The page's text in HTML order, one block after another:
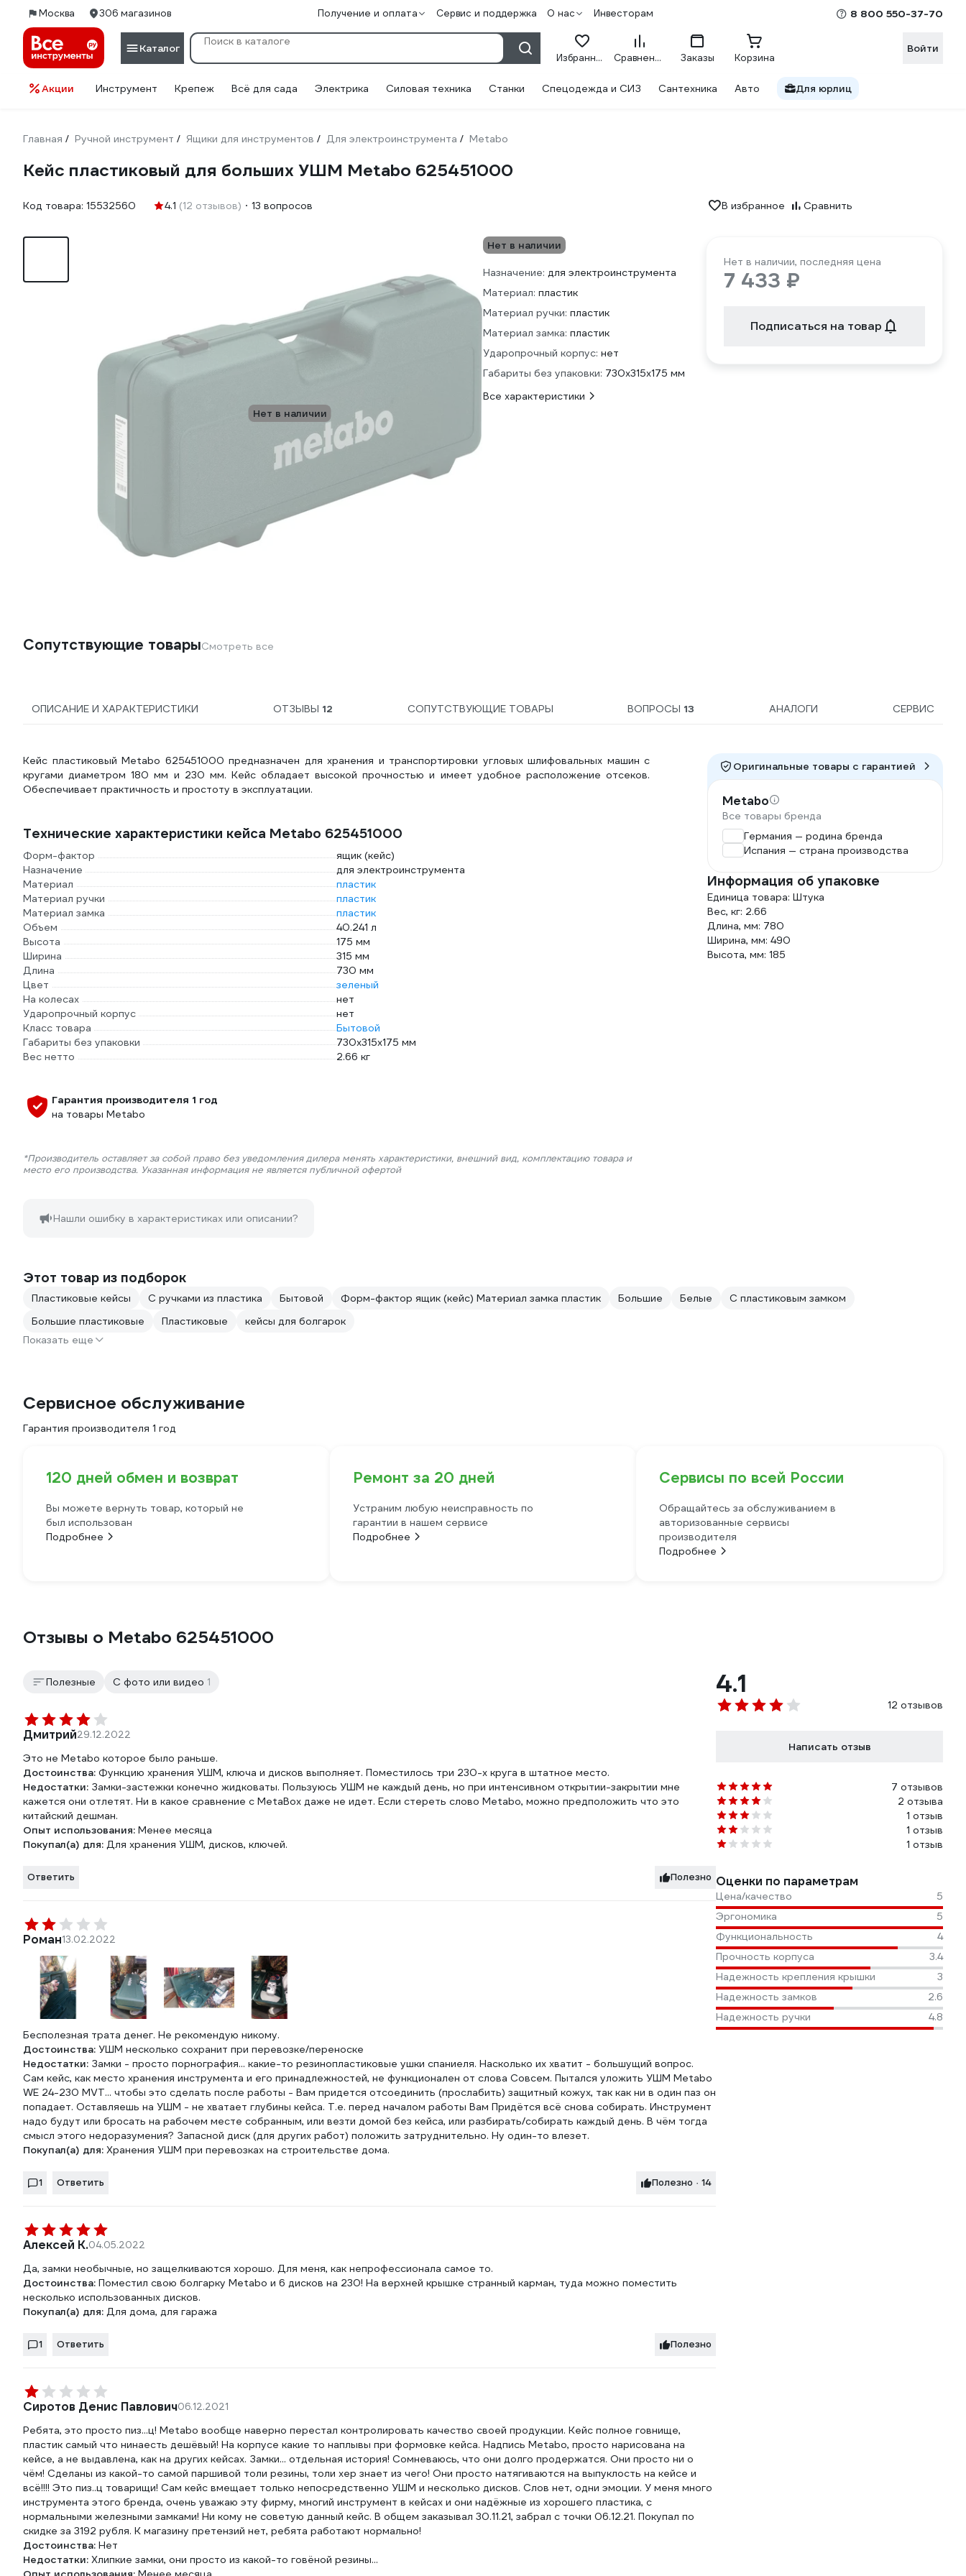
Москва 306 магазинов Получение и оплата Сервис и поддержка О нас Инвесторам 8 800 550-37-70
Каталог
Избранное Сравнение Заказы Корзина
Войти
Акции Инструмент Крепеж Всё для сада Электрика Силовая техника Станки Спецодежда и СИЗ Сантехника Авто Для юрлиц
Главная / Ручной инструмент / Ящики для инструментов / Для электроинструмента / Metabo
Кейс пластиковый для больших УШМ Metabo 625451000
Код товара: 15532560 4.1 (12 отзывов) 13 вопросов В избранное Сравнить
Нет в наличии
Нет в наличии
Назначение: для электроинструмента
Материал: пластик
Материал ручки: пластик
Материал замка: пластик
Ударопрочный корпус: нет
Габариты без упаковки: 730x315х175 мм
Все характеристики
Нет в наличии, последняя цена
7 433 ₽
Подписаться на товар
Сопутствующие товарыСмотреть все
ОПИСАНИЕ И ХАРАКТЕРИСТИКИ ОТЗЫВЫ 12 СОПУТСТВУЮЩИЕ ТОВАРЫ ВОПРОСЫ 13 АНАЛОГИ СЕРВИС
Кейс пластиковый Metabo 625451000 предназначен для хранения и транспортировки угловых шлифовальных машин с
кругами диаметром 180 мм и 230 мм. Кейс обладает высокой прочностью и имеет удобное расположение отсеков.
Обеспечивает практичность и простоту в эксплуатации.
Технические характеристики кейса Metabo 625451000
Форм-фактор
ящик (кейс)
Назначение
для электроинструмента
Материал
пластик
Материал ручки
пластик
Материал замка
пластик
Объем
40.241 л
Высота
175 мм
Ширина
315 мм
Длина
730 мм
Цвет
зеленый
На колесах
нет
Ударопрочный корпус
нет
Класс товара
Бытовой
Габариты без упаковки
730x315х175 мм
Вес нетто
2.66 кг
Гарантия производителя 1 год
на товары Metabo
*Производитель оставляет за собой право без уведомления дилера менять характеристики, внешний вид, комплектацию товара и
место его производства. Указанная информация не является публичной офертой
Нашли ошибку в характеристиках или описании?
Оригинальные товары c гарантией
Metabo
Все товары бренда
Германия — родина бренда
Испания — страна производства
Информация об упаковке
Единица товара: Штука
Вес, кг: 2.66
Длина, мм: 780
Ширина, мм: 490
Высота, мм: 185
Этот товар из подборок
Пластиковые кейсы С ручками из пластика Бытовой Форм-фактор ящик (кейс) Материал замка пластик Большие Белые
С пластиковым замком
Большие пластиковые
Пластиковые
кейсы для болгарок
Показать еще
Сервисное обслуживание
Гарантия производителя 1 год
120 дней обмен и возврат
Вы можете вернуть товар, который не
был использован
Подробнее
Ремонт за 20 дней
Устраним любую неисправность по
гарантии в нашем сервисе
Подробнее
Сервисы по всей России
Обращайтесь за обслуживанием в
авторизованные сервисы
производителя
Подробнее
Отзывы о Metabo 625451000
4.1
12 отзывов
Написать отзыв
7 отзывов
2 отзыва
1 отзыв
1 отзыв
1 отзыв
Оценки по параметрам
Цена/качество
5
Эргономика
5
Функциональность
4
Прочность корпуса
3.4
Надежность крепления крышки
3
Надежность замков
2.6
Надежность ручки
4.8
Полезные С фото или видео 1
Дмитрий29.12.2022
Это не Metabo которое было раньше.
Достоинства: Функцию хранения УШМ, ключа и дисков выполняет. Поместилось три 230-х круга в штатное место.
Недостатки: Замки-застежки конечно жидковаты. Пользуюсь УШМ не каждый день, но при интенсивном открытии-закрытии мне
кажется они отлетят. Ни в какое сравнение с MetaBox даже не идет. Если стереть слово Metabo, можно предположить что это
китайский дешман.
Опыт использования: Менее месяца
Покупал(а) для: Для хранения УШМ, дисков, ключей.
Ответить Полезно
Роман13.02.2022
Бесполезная трата денег. Не рекомендую никому.
Достоинства: УШМ несколько сохранит при перевозке/переноске
Недостатки: Замки - просто порнография... какие-то резинопластиковые ушки спаниеля. Насколько их хватит - большущий вопрос.
Сам кейс, как место хранения инструмента и его принадлежностей, не функционален от слова Совсем. Пытался уложить УШМ Metabo
WE 24-230 MVT... чтобы это сделать после работы - Вам придется отсоединить (прослабить) защитный кожух, так как ни в один паз он
попадает. Оставляешь на УШМ - не хватает глубины кейса. Т.е. перед началом работы Вам Придётся всё снова собирать. Инструмент
надо будут или бросать на рабочем месте собранным, или везти домой без кейса, или разбирать/собирать каждый день. В чём тогда
смысл этого недоразумения? Запасной диск (для других работ) положить затруднительно. Ну один-то влезет.
Покупал(а) для: Хранения УШМ при перевозках на строительстве дома.
1 Ответить Полезно · 14
Алексей К.04.05.2022
Да, замки необычные, но защелкиваются хорошо. Для меня, как непрофессионала самое то.
Достоинства: Поместил свою болгарку Metabo и 6 дисков на 230! На верхней крышке странный карман, туда можно поместить
несколько использованных дисков.
Покупал(а) для: Для дома, для гаража
1 Ответить Полезно
Сиротов Денис Павлович06.12.2021
Ребята, это просто пиз...ц! Metabo вообще наверно перестал контролировать качество своей продукции. Кейс полное говнище,
пластик самый что нинаесть дешёвый! На корпусе какие то наплывы при формовке кейса. Надпись Metabo, просто нарисована на
кейсе, а не выдавлена, как на других кейсах. Замки... отдельная история! Сомневаюсь, что они долго продержатся. Они просто ни о
чём! Сделаны из какой-то самой паршивой толи резины, толи хер знает из чего! Они просто натягиваются на выпуклость на кейсе и
всё!!!! Это пиз..ц товарищи! Сам кейс вмещает только непосредственно УШМ и несколько дисков. Слов нет, одни эмоции. У меня много
инструмента этого бренда, очень уважаю эту фирму, многий инструмент в кейсах и они надёжные из хорошего пластика, с
нормальными железными замками! Ни кому не советую данный кейс. В общем заказывал 30.11.21, забрал с точки 06.12.21. Покупал по
скидке за 3192 рубля. К магазину претензий нет, ребята работают нормально!
Достоинства: Нет
Недостатки: Хлипкие замки, они просто из какой-то говёной резины...